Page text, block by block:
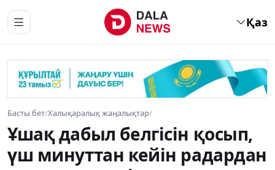
Қаз
Басты бет/Халықаралық жаңалықтар/
Ұшақ дабыл белгісін қосып,
үш минуттан кейін радардан